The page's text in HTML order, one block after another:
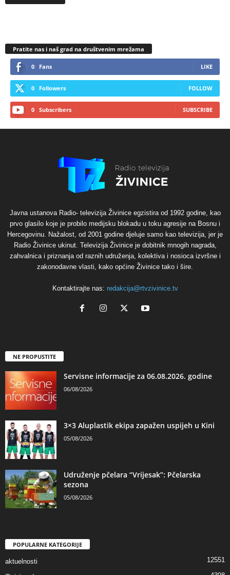
Pratite nas i naš grad na društvenim mrežama
0 Fans LIKE
0 Followers FOLLOW
0 Subscribers SUBSCRIBE
Javna ustanova Radio- televizija Živinice egzistira od 1992 godine, kao
prvo glasilo koje je probilo medijsku blokadu u toku agresije na Bosnu i
Hercegovinu. Nažalost, od 2001 godine djeluje samo kao televizija, jer je
Radio Živinice ukinut. Televizija Živinice je dobitnik mnogih nagrada,
zahvalnica i priznanja od raznih udruženja, kolektiva i nosioca izvršne i
zakonodavne vlasti, kako općine Živinice tako i šire.
Kontaktirajte nas: redakcija@rtvzivinice.tv
NE PROPUSTITE
Servisne informacije za 06.08.2026. godine
06/08/2026
3×3 Aluplastik ekipa zapažen uspijeh u Kini
05/08/2026
Udruženje pčelara “Vrijesak”: Pčelarska
sezona
05/08/2026
POPULARNE KATEGORIJE
aktuelnosti 12551